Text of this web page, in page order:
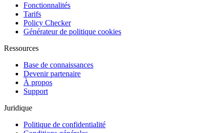
Fonctionnalités
Tarifs
Policy Checker
Générateur de politique cookies
Ressources
Base de connaissances
Devenir partenaire
À propos
Support
Juridique
Politique de confidentialité